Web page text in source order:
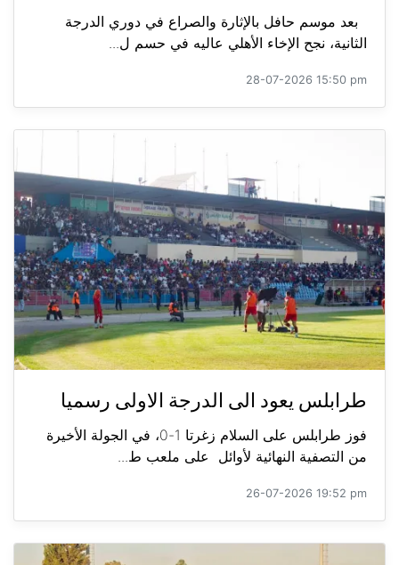
بعد موسم حافل بالإثارة والصراع في دوري الدرجة
الثانية، نجح الإخاء الأهلي عاليه في حسم ل...
28-07-2026 15:50 pm
طرابلس يعود الى الدرجة الاولى رسميا
فوز طرابلس على السلام زغرتا 1-0، في الجولة الأخيرة
من التصفية النهائية لأوائل على ملعب ط...
26-07-2026 19:52 pm